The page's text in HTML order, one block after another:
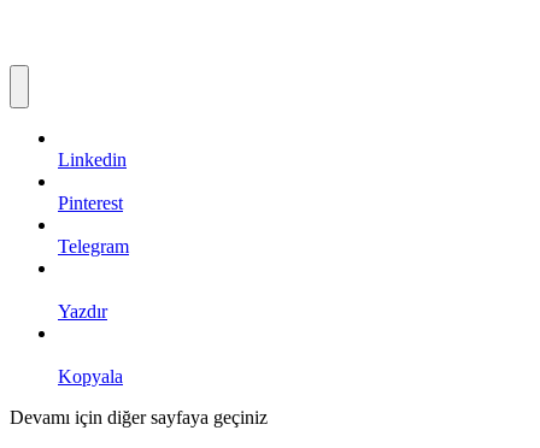
Linkedin
Pinterest
Telegram
Yazdır
Kopyala
Devamı için diğer sayfaya geçiniz